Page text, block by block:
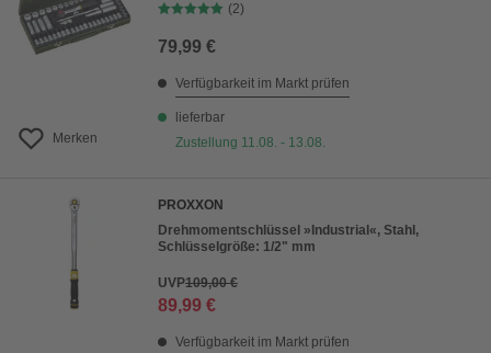
Merken
(2)
79,99 €
Verfügbarkeit im Markt prüfen
lieferbar
Zustellung 11.08. - 13.08.
PROXXON
Drehmomentschlüssel »Industrial«, Stahl,
Schlüsselgröße: 1/2" mm
UVP109,00 €
89,99 €
Verfügbarkeit im Markt prüfen